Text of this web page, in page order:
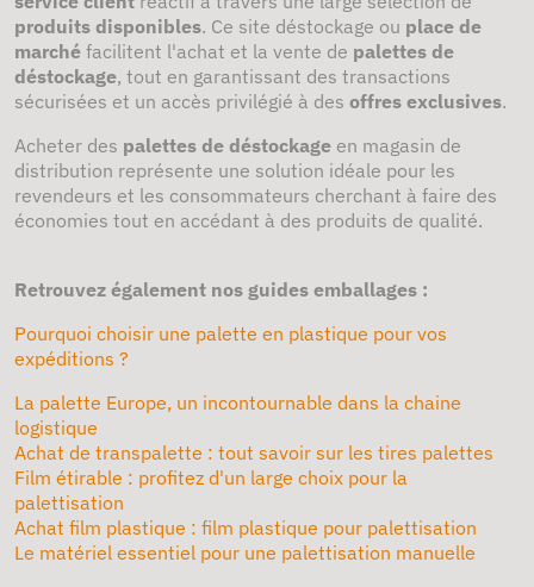
produits disponibles. Ce site déstockage ou place de
marché facilitent l'achat et la vente de palettes de
déstockage, tout en garantissant des transactions
sécurisées et un accès privilégié à des offres exclusives.
Acheter des palettes de déstockage en magasin de
distribution représente une solution idéale pour les
revendeurs et les consommateurs cherchant à faire des
économies tout en accédant à des produits de qualité.
Retrouvez également nos guides emballages :
Pourquoi choisir une palette en plastique pour vos
expéditions ?
La palette Europe, un incontournable dans la chaine
logistique
Achat de transpalette : tout savoir sur les tires palettes
Film étirable : profitez d'un large choix pour la
palettisation
Achat film plastique : film plastique pour palettisation
Le matériel essentiel pour une palettisation manuelle